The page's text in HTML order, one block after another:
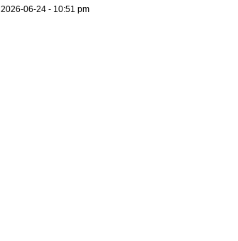
2026-06-24 - 10:51 pm